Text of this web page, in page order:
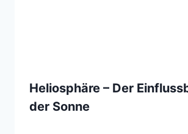
Heliosphäre – Der
der Sonne